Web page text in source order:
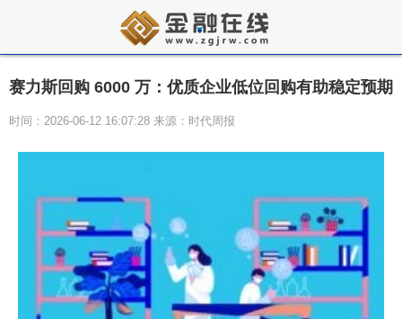
赛力斯回购 6000 万：优质企业低位回购有助稳定预期
时间：2026-06-12 16:07:28 来源：时代周报